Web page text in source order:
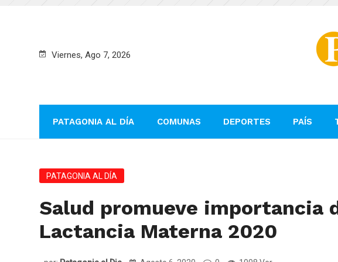
Viernes, Ago 7, 2026
PATAGONIA AL DÍA COMUNAS DEPORTES PAÍS
PATAGONIA AL DÍA
Salud promueve importancia
Lactancia Materna 2020